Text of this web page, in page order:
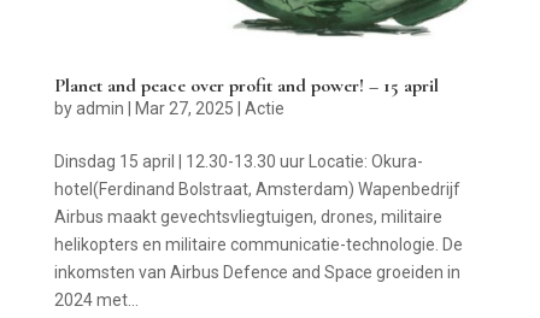
Planet and peace over profit and power! – 15 april
byadmin | Mar 27, 2025 | Actie
Dinsdag 15 april | 12.30-13.30 uur Locatie: Okura-
hotel(Ferdinand Bolstraat, Amsterdam) Wapenbedrijf
Airbus maakt gevechtsvliegtuigen, drones, militaire
helikopters en militaire communicatie-technologie. De
inkomsten van Airbus Defence and Space groeiden in
2024 met...